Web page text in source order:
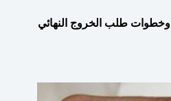
وخطوات طلب الخروج النهائي